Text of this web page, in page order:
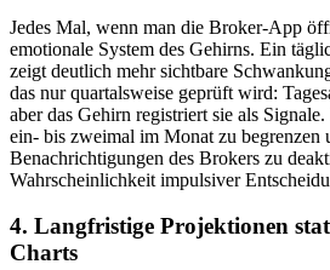
Jedes Mal, wenn man die Broker-App
emotionale System des Gehirns. Ein
zeigt deutlich mehr sichtbare
das nur quartalsweise geprüft wird:
aber das Gehirn registriert sie als
ein- bis zweimal im Monat zu begrenzen
Benachrichtigungen des Brokers zu
Wahrscheinlichkeit impulsiver
4. Langfristige Projektionen
Charts